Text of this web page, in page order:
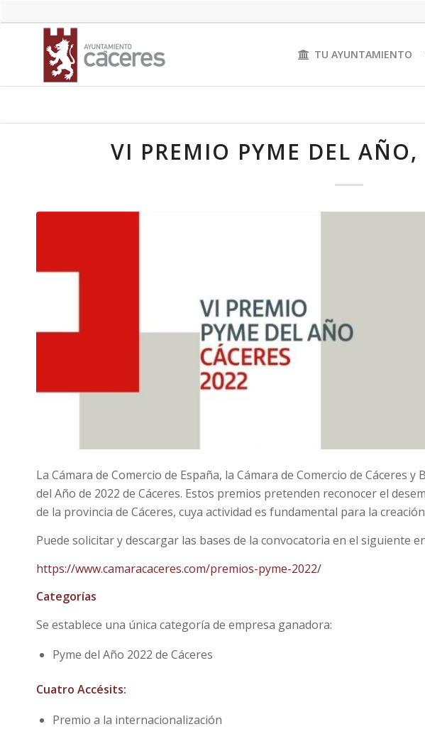
TU AYUNTAMIENTO
VI PREMIO PYME DEL AÑO,
La Cámara de Comercio de España, la Cámara de Comercio de Cáceres
del Año de 2022 de Cáceres. Estos premios pretenden reconocer el
de la provincia de Cáceres, cuya actividad es fundamental para la
Puede solicitar y descargar las bases de la convocatoria en el siguiente
https://www.camaracaceres.com/premios-pyme-2022/
Categorías
Se establece una única categoría de empresa ganadora:
Pyme del Año 2022 de Cáceres
Cuatro Accésits:
Premio a la internacionalización